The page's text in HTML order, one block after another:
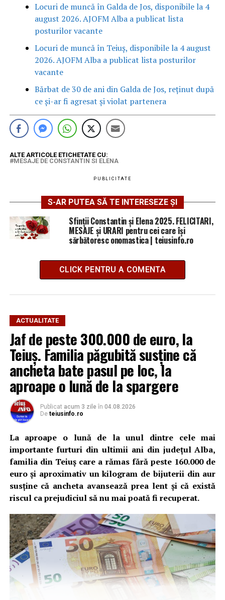
Locuri de muncă în Galda de Jos, disponibile la 4
august 2026. AJOFM Alba a publicat lista
posturilor vacante
Locuri de muncă în Teiuș, disponibile la 4 august
2026. AJOFM Alba a publicat lista posturilor
vacante
Bărbat de 30 de ani din Galda de Jos, reținut după
ce și-ar fi agresat și violat partenera
ALTE ARTICOLE ETICHETATE CU:
MESAJE DE CONSTANTIN SI ELENA
PUBLICITATE
S-AR PUTEA SĂ TE INTERESEZE ȘI
Sfinții Constantin și Elena 2025. FELICITARI,
MESAJE și URARI pentru cei care își
sărbătoresc onomastica | teiusinfo.ro
CLICK PENTRU A COMENTA
ACTUALITATE
Jaf de peste 300.000 de euro, la
Teiuș. Familia păgubită susține că
ancheta bate pasul pe loc, la
aproape o lună de la spargere
Publicat acum 3 zile în 04.08.2026
De teiusinfo.ro
La aproape o lună de la unul dintre cele mai
importante furturi din ultimii ani din județul Alba,
familia din Teiuș care a rămas fără peste 160.000 de
euro și aproximativ un kilogram de bijuterii din aur
susține că ancheta avansează prea lent și că există
riscul ca prejudiciul să nu mai poată fi recuperat.